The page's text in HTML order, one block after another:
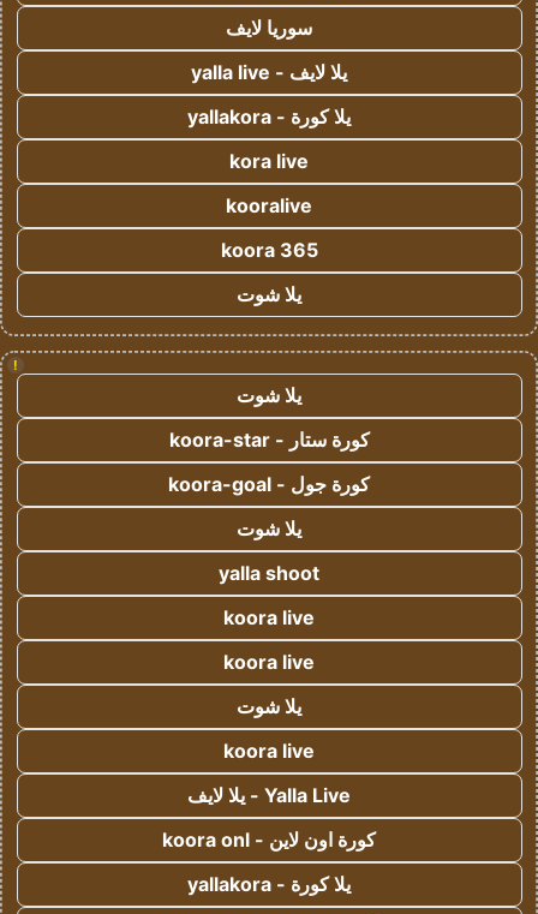
سوريا لايف
يلا لايف - yalla live
يلا كورة - yallakora
kora live
kooralive
koora 365
يلا شوت
!
يلا شوت
كورة ستار - koora-star
كورة جول - koora-goal
يلا شوت
yalla shoot
koora live
koora live
يلا شوت
koora live
Yalla Live - يلا لايف
كورة اون لاين - koora onl
يلا كورة - yallakora